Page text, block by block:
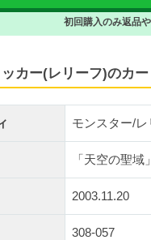
初回購入のみ返品
カー(レリーフ)のカ
モンスター/レ
「天空の聖域
2003.11.20
308-057